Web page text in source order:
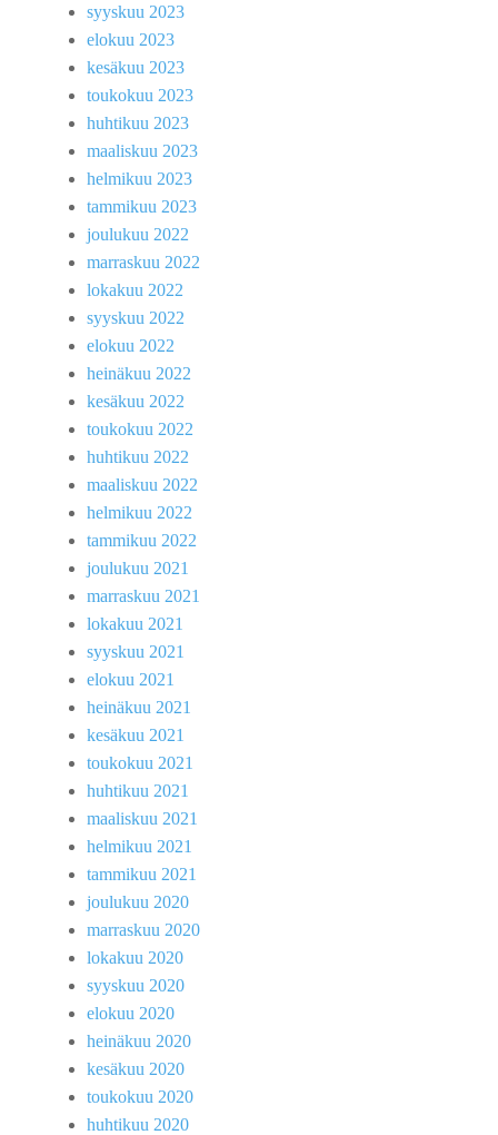
syyskuu 2023
elokuu 2023
kesäkuu 2023
toukokuu 2023
huhtikuu 2023
maaliskuu 2023
helmikuu 2023
tammikuu 2023
joulukuu 2022
marraskuu 2022
lokakuu 2022
syyskuu 2022
elokuu 2022
heinäkuu 2022
kesäkuu 2022
toukokuu 2022
huhtikuu 2022
maaliskuu 2022
helmikuu 2022
tammikuu 2022
joulukuu 2021
marraskuu 2021
lokakuu 2021
syyskuu 2021
elokuu 2021
heinäkuu 2021
kesäkuu 2021
toukokuu 2021
huhtikuu 2021
maaliskuu 2021
helmikuu 2021
tammikuu 2021
joulukuu 2020
marraskuu 2020
lokakuu 2020
syyskuu 2020
elokuu 2020
heinäkuu 2020
kesäkuu 2020
toukokuu 2020
huhtikuu 2020